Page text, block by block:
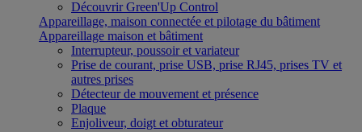
Découvrir Green'Up Control
Appareillage, maison connectée et pilotage du bâtiment
Appareillage maison et bâtiment
Interrupteur, poussoir et variateur
Prise de courant, prise USB, prise RJ45, prises TV et
autres prises
Détecteur de mouvement et présence
Plaque
Enjoliveur, doigt et obturateur